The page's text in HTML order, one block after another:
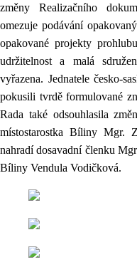
změny Realizačního
omezuje podávání
opakované projekty
udržitelnost a malá
vyřazena. Jednatele česko-
pokusili tvrdě formulované
Rada také odsouhlasila
místostarostka Bíliny Mgr.
nahradí dosavadní členku
Bíliny Vendula Vodičková.